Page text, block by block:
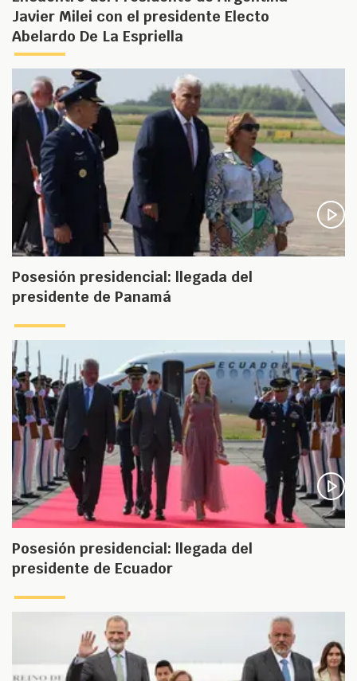
Javier Milei con el presidente Electo
Abelardo De La Espriella
Posesión presidencial: llegada del
presidente de Panamá
Posesión presidencial: llegada del
presidente de Ecuador